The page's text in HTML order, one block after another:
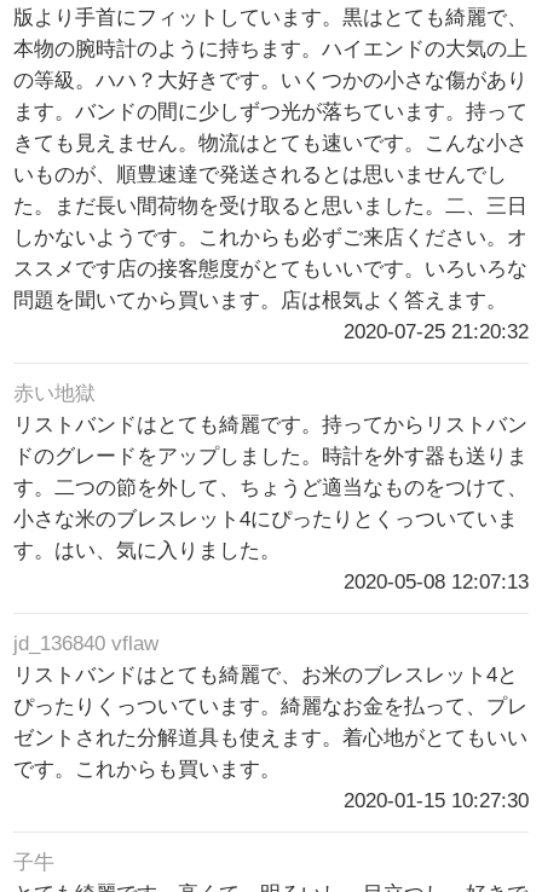
版より手首にフィットしています。黒はとても綺麗で、
本物の腕時計のように持ちます。ハイエンドの大気の上
の等級。ハハ？大好きです。いくつかの小さな傷があり
ます。バンドの間に少しずつ光が落ちています。持って
きても見えません。物流はとても速いです。こんな小さ
いものが、順豊速達で発送されるとは思いませんでし
た。まだ長い間荷物を受け取ると思いました。二、三日
しかないようです。これからも必ずご来店ください。オ
ススメです店の接客態度がとてもいいです。いろいろな
問題を聞いてから買います。店は根気よく答えます。
2020-07-25 21:20:32
赤い地獄
リストバンドはとても綺麗です。持ってからリストバン
ドのグレードをアップしました。時計を外す器も送りま
す。二つの節を外して、ちょうど適当なものをつけて、
小さな米のブレスレット4にぴったりとくっついていま
す。はい、気に入りました。
2020-05-08 12:07:13
jd_136840 vflaw
リストバンドはとても綺麗で、お米のブレスレット4と
ぴったりくっついています。綺麗なお金を払って、プレ
ゼントされた分解道具も使えます。着心地がとてもいい
です。これからも買います。
2020-01-15 10:27:30
子牛